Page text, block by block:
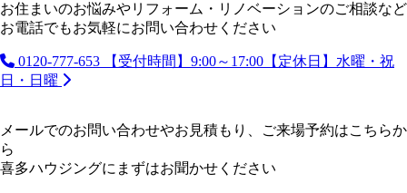
お住まいのお悩みやリフォーム・リノベーションのご相談など
お電話でもお気軽にお問い合わせください
0120-777-653
【受付時間】9:00～17:00【定休日】水曜・祝
日・日曜
メールでのお問い合わせやお見積もり、ご来場予約はこちらか
ら
喜多ハウジングにまずはお聞かせください